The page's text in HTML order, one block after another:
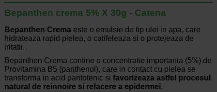
Bepanthen crema 5% X 30g - Catena
Bepanthen Cremaeste o emulsie de tip ulei in apa, care
hidrateaza rapid pielea, o catifeleaza si o protejeaza de
iritatii.
Bepanthen Crema contine o concentratie importanta (5%) de
Provitamina B5 (panthenol), care in contact cu pielea se
transforma in acid pantotenic si favorizeaza astfel procesul
natural de reinnoire si refacere a epidermei.